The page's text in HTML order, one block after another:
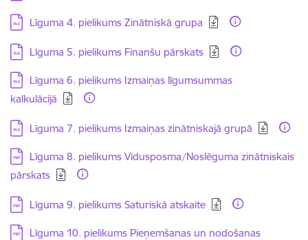
Lejupielādēt:
Līguma 4. pielikums Zinātniskā grupa
Lejupielādēt:
Līguma 5. pielikums Finanšu pārskats
Lejupielādēt:
Līguma 6. pielikums Izmaiņas līgumsummas
kalkulācijā
Lejupielādēt:
Līguma 7. pielikums Izmaiņas zinātniskajā grupā
Lejupielādēt:
Līguma 8. pielikums Vidusposma/Noslēguma zinātniskais
pārskats
Lejupielādēt:
Līguma 9. pielikums Saturiskā atskaite
Lejupielādēt:
Līguma 10. pielikums Pieņemšanas un nodošanas